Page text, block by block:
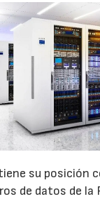
su posición
de datos de la